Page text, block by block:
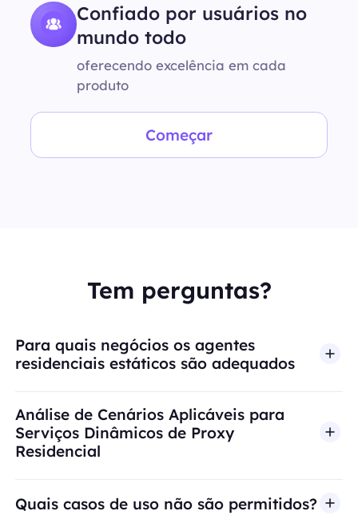
Confiado por usuários no
mundo todo
oferecendo excelência em cada
produto
Começar
Tem perguntas?
Para quais negócios os agentes
residenciais estáticos são adequados
Análise de Cenários Aplicáveis para
Serviços Dinâmicos de Proxy
Residencial
Quais casos de uso não são permitidos?